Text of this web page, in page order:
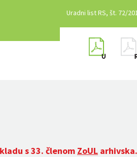
Uradni list RS, št. 72/
s 33. členom ZoUL